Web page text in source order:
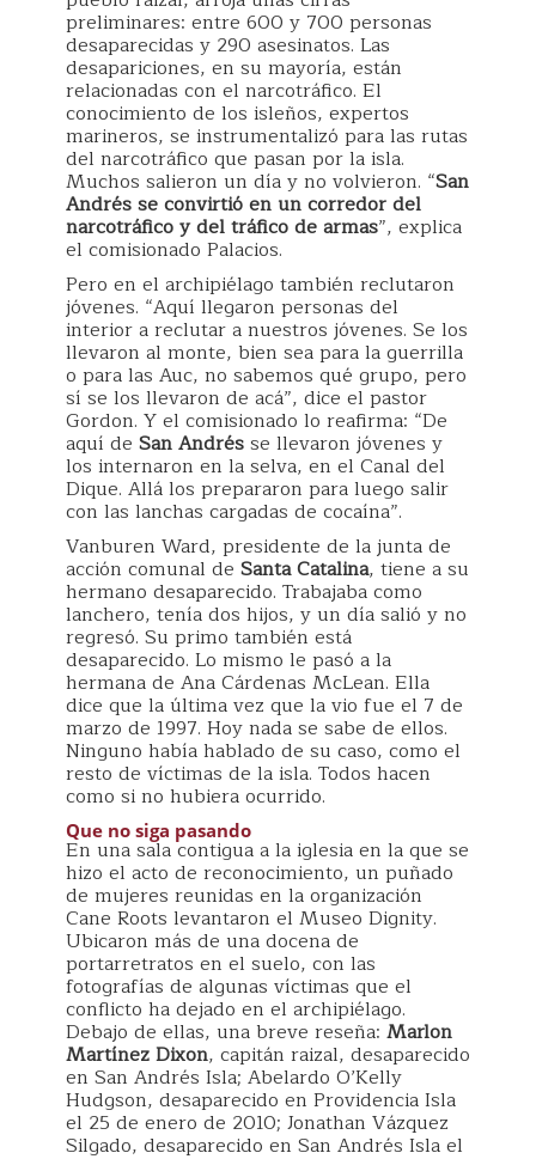
preliminares: entre 600 y 700 personas
desaparecidas y 290 asesinatos. Las
desapariciones, en su mayoría, están
relacionadas con el narcotráfico. El
conocimiento de los isleños, expertos
marineros, se instrumentalizó para las rutas
del narcotráfico que pasan por la isla.
Muchos salieron un día y no volvieron. “San
Andrés se convirtió en un corredor del
narcotráfico y del tráfico de armas”, explica
el comisionado Palacios.
Pero en el archipiélago también reclutaron
jóvenes. “Aquí llegaron personas del
interior a reclutar a nuestros jóvenes. Se los
llevaron al monte, bien sea para la guerrilla
o para las Auc, no sabemos qué grupo, pero
sí se los llevaron de acá”, dice el pastor
Gordon. Y el comisionado lo reafirma: “De
aquí de San Andrésse llevaron jóvenes y
los internaron en la selva, en el Canal del
Dique. Allá los prepararon para luego salir
con las lanchas cargadas de cocaína”.
Vanburen Ward, presidente de la junta de
acción comunal de Santa Catalina, tiene a su
hermano desaparecido. Trabajaba como
lanchero, tenía dos hijos, y un día salió y no
regresó. Su primo también está
desaparecido. Lo mismo le pasó a la
hermana de Ana Cárdenas McLean. Ella
dice que la última vez que la vio fue el 7 de
marzo de 1997. Hoy nada se sabe de ellos.
Ninguno había hablado de su caso, como el
resto de víctimas de la isla. Todos hacen
como si no hubiera ocurrido.
Que no siga pasando
En una sala contigua a la iglesia en la que se
hizo el acto de reconocimiento, un puñado
de mujeres reunidas en la organización
Cane Roots levantaron el Museo Dignity.
Ubicaron más de una docena de
portarretratos en el suelo, con las
fotografías de algunas víctimas que el
conflicto ha dejado en el archipiélago.
Debajo de ellas, una breve reseña: Marlon
Martínez Dixon, capitán raizal, desaparecido
en San Andrés Isla; Abelardo O’Kelly
Hudgson, desaparecido en Providencia Isla
el 25 de enero de 2010; Jonathan Vázquez
Silgado, desaparecido en San Andrés Isla el